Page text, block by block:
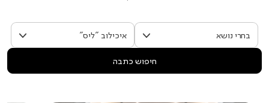
חיפוש כתבה